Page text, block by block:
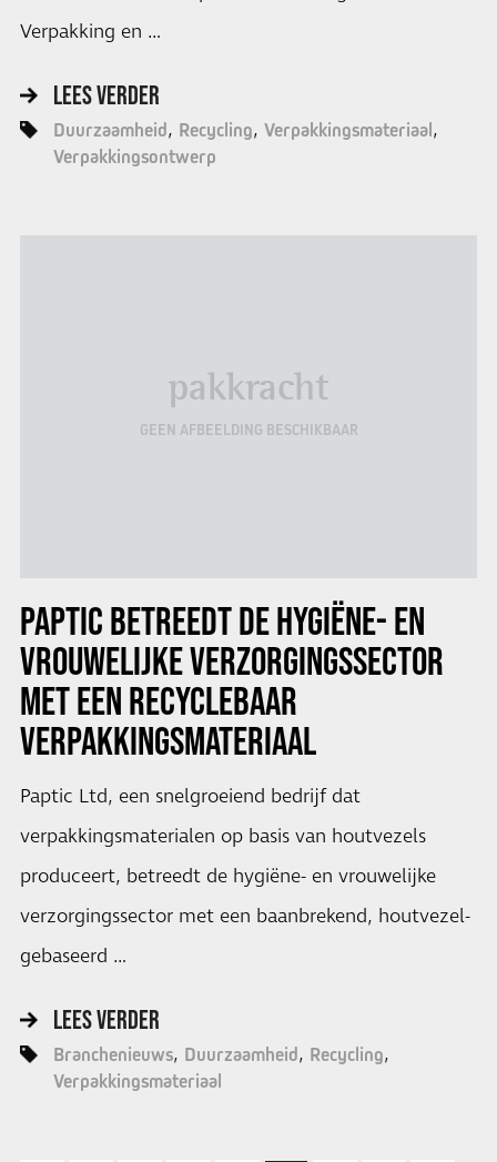
Verpakking en …
LEES VERDER
Duurzaamheid Recycling Verpakkingsmateriaal
Verpakkingsontwerp
pakkracht
GEEN AFBEELDING BESCHIKBAAR
PAPTIC BETREEDT DE HYGIËNE- EN
VROUWELIJKE VERZORGINGSSECTOR
MET EEN RECYCLEBAAR
VERPAKKINGSMATERIAAL
Paptic Ltd, een snelgroeiend bedrijf dat
verpakkingsmaterialen op basis van houtvezels
produceert, betreedt de hygiëne- en vrouwelijke
verzorgingssector met een baanbrekend, houtvezel-
gebaseerd …
LEES VERDER
Branchenieuws Duurzaamheid Recycling
Verpakkingsmateriaal